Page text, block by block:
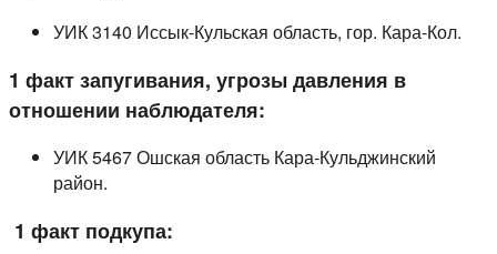
УИК 3140 Иссык-Кульская область, гор. Кара-Кол.
1 факт запугивания, угрозы давления в
отношении наблюдателя:
УИК 5467 Ошская область Кара-Кульджинский
район.
1 факт подкупа: